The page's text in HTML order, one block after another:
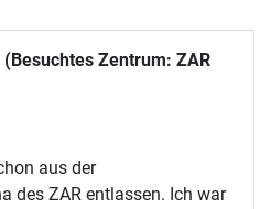
Zentrum: ZAR
aus der
des ZAR entlassen. Ich war